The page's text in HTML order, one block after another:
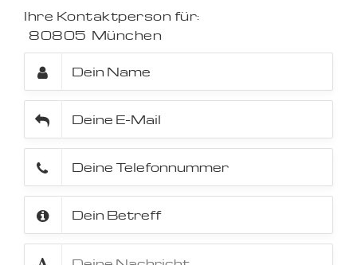
Ihre Kontaktperson für:
80805 München